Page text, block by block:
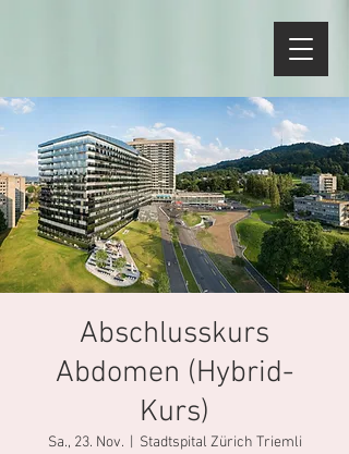
Abschlusskurs
Abdomen (Hybrid-
Kurs)
Sa., 23. Nov.
  |
Stadtspital Zürich Triemli